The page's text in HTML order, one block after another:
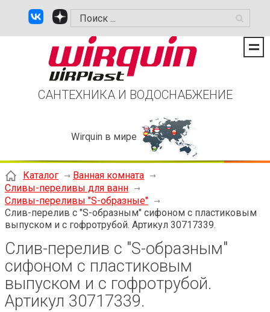
САНТЕХНИКА И ВОДОСНАБЖЕНИЕ
Wirquin в мире
Каталог
Ванная комната
Сливы-переливы для ванн
Сливы-переливы "S-образные"
Слив-перелив с "S-образным" сифоном с пластиковым
выпуском и с гофротрубой. Артикул 30717339.
Слив-перелив с "S-образным"
сифоном с пластиковым
выпуском и с гофротрубой.
Артикул 30717339.